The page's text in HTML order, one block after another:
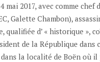
mai 2017, avec comme chef
Galette Chambon),
qualifiée d’ « historique »,
de la République dans
la localité de Boën où